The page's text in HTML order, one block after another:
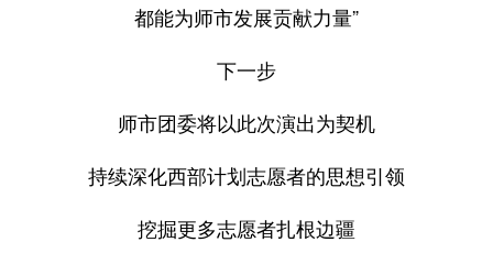
都能为师市发展贡献力量”
下一步
师市团委将以此次演出为契机
持续深化西部计划志愿者的思想引领
挖掘更多志愿者扎根边疆